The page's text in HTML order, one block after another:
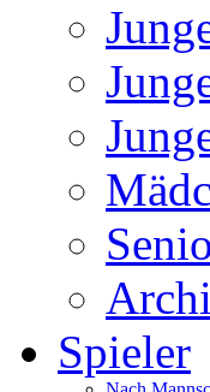
Spieler